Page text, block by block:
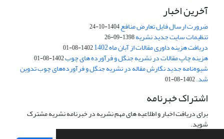
آخرین اخبار
ضرورت ارسال فایل تعارض منافع1404-10-24
تنظیمات سایت جدید نشریه1398-09-26
دریافت هزینه داوری مقالات از آبان ماه 1402 1402-08-01
هزینه چاپ مقالات در نشریه جنگل و فرآورده های چوب1402-08-01
شیوه‌نامه جدید نگارش مقاله در نشریه جنگل و فرآورده‌های چوب تدوین
شد.1402-08-01
اشتراک خبرنامه
برای دریافت اخبار و اطلاعیه های مهم نشریه در خبرنامه نشریه مشترک
شوید.